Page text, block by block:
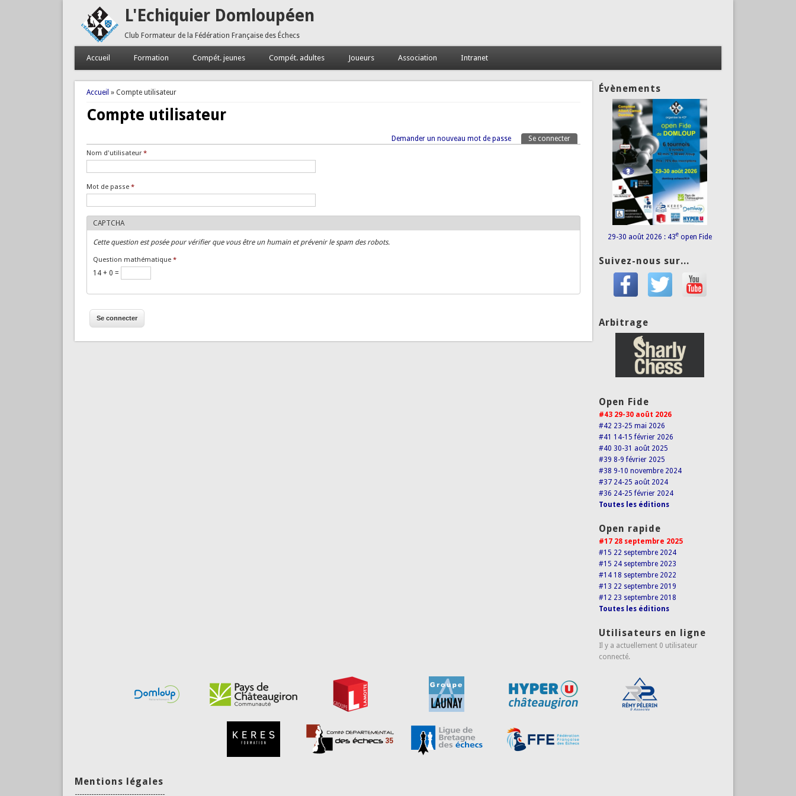
L'Echiquier Domloupéen
Club Formateur de la Fédération Française des Échecs
Accueil Formation Compét. jeunes Compét. adultes Joueurs Association Intranet
Vous êtes ici
Accueil » Compte utilisateur
Compte utilisateur
Onglets principaux Se connecter(onglet actif)
Demander un nouveau mot de passe
Tertiary tabs
Nom d'utilisateur*
Mot de passe *
CAPTCHA
Cette question est posée pour vérifier que vous être un humain et prévenir le spam des robots.
Question mathématique *
14 + 0 =
Évènements
29-30 août 2026 : 43e open Fide
Suivez-nous sur...
Arbitrage
Open Fide
#43 29-30 août 2026
#42 23-25 mai 2026
#41 14-15 février 2026
#40 30-31 août 2025
#39 8-9 février 2025
#38 9-10 novembre 2024
#37 24-25 août 2024
#36 24-25 février 2024
Toutes les éditions
Open rapide
#17 28 septembre 2025
#15 22 septembre 2024
#15 24 septembre 2023
#14 18 septembre 2022
#13 22 septembre 2019
#12 23 septembre 2018
Toutes les éditions
Utilisateurs en ligne
Il y a actuellement 0 utilisateur
connecté.
Mentions légales
--------------------------------------